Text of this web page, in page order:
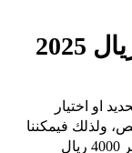
2025 لا يمكن تحديد او اختيار
ولذلك فيمكننا
هنا عرض افضل هذه الهواتف التى تكون بسعر 4000 ريال